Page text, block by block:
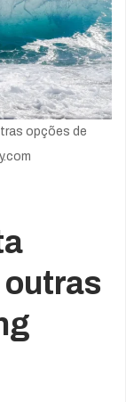
opções de
outras